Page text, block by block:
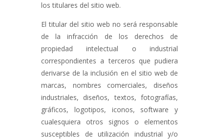
los titulares del sitio web.
El titular del sitio web no será responsable
de la infracción de los derechos de
propiedad intelectual o industrial
correspondientes a terceros que pudiera
derivarse de la inclusión en el sitio web de
marcas, nombres comerciales, diseños
industriales, diseños, textos, fotografías,
gráficos, logotipos, iconos, software y
cualesquiera otros signos o elementos
susceptibles de utilización industrial y/o